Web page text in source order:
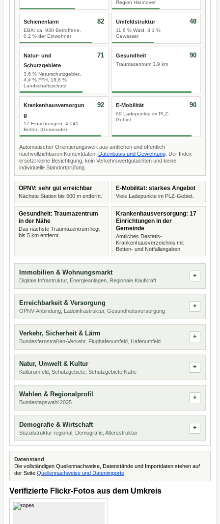
Region Hannover
Schienenlärm
EBA: ca. 930 Betroffene,
0,2 % der Einwohner
82 Umfeldstruktur
11,6 % Wald, 3,1 %
Gewässer
48
Natur- und
Schutzgebiete
3,6 % Naturschutzgebiet,
4,4 % FFH, 18,6 %
Landschaftsschutz
71 Gesundheit
Traumazentrum 3,9 km
90
Krankenhausversorgun
g
17 Einrichtungen, 4.541
Betten (Gemeinde)
92 E-Mobilität
69 Ladepunkte im PLZ-
Gebiet
90
Automatischer Orientierungswert aus amtlichen und öffentlich
nachvollziehbaren Kontextdaten. Datenbasis und Gewichtung . Der Index
ersetzt keine Besichtigung, kein Verkehrswertgutachten und keine
individuelle Standortprüfung.
ÖPNV: sehr gut erreichbar
Nächste Station bis 500 m entfernt.
E-Mobilität: starkes Angebot
Viele Ladepunkte im PLZ-Gebiet.
Gesundheit: Traumazentrum
in der Nähe
Das nächste Traumazentrum liegt
bis 5 km entfernt.
Krankenhausversorgung: 17
Einrichtungen in der
Gemeinde
Amtliches Destatis-
Krankenhausverzeichnis mit
Betten- und Notfallangaben.
Immobilien & Wohnungsmarkt
Digitale Infrastruktur, Energieanlagen, Regionale Kaufkraft
Erreichbarkeit & Versorgung
ÖPNV-Anbindung, Ladeinfrastruktur, Gesundheitsversorgung
Verkehr, Sicherheit & Lärm
Bundesfernstraßen-Verkehr, Flughafenumfeld, Hafenumfeld
Natur, Umwelt & Kultur
Kulturumfeld, Schutzgebiete, Schutzgebiete Nähe
Wahlen & Regionalprofil
Bundestagswahl 2025
Demografie & Wirtschaft
Sozialstruktur regional, Demografie, Altersstruktur
Datenstand
Die vollständigen Quellennachweise, Datenstände und Importdaten stehen auf
der Seite Quellennachweise und Datenimporte
Verifizierte Flickr-Fotos aus dem Umkreis